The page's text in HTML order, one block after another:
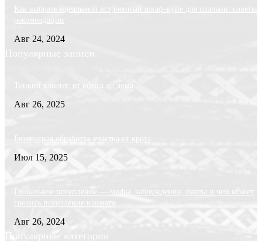
Как выбрать идеальный встроенный шкаф-купе для спальни: советы
рекомендации
Авг 24, 2024
Популярные записи
Тонкий клиент: от офиса до дома
Авг 26, 2025
Безопасная обработка участка от крота
Июл 15, 2025
Глобальное потепление — мифы, заблуждения, факты и чем может
грозить потепление климата
Авг 26, 2024
Популярные категории